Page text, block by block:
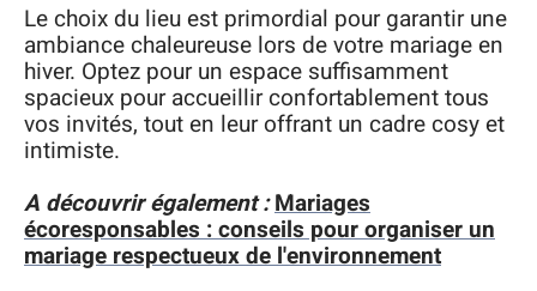
Le choix du lieu est primordial pour garantir une
ambiance chaleureuse lors de votre mariage en
hiver. Optez pour un espace suffisamment
spacieux pour accueillir confortablement tous
vos invités, tout en leur offrant un cadre cosy et
intimiste.
A découvrir également :Mariages
écoresponsables : conseils pour organiser un
mariage respectueux de l'environnement